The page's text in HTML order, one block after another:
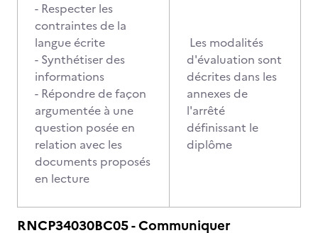
- Respecter les
contraintes de la
langue écrite
- Synthétiser des
informations
- Répondre de façon
argumentée à une
question posée en
relation avec les
documents proposés
en lecture
Les modalités
d'évaluation sont
décrites dans les
annexes de
l'arrêté
définissant le
diplôme
RNCP34030BC05 - Communiquer